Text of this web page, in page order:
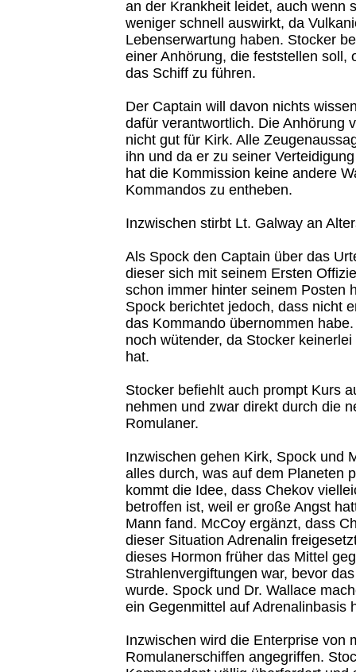
an der Krankheit leidet, auch wenn
weniger schnell auswirkt, da
Lebenserwartung haben. Stocker
einer Anhörung, die feststellen soll,
das Schiff zu führen.
Der Captain will davon nichts
dafür verantwortlich. Die Anhörung
nicht gut für Kirk. Alle
ihn und da er zu seiner
hat die Kommission keine andere
Kommandos zu entheben.
Inzwischen stirbt Lt. Galway an
Als Spock den Captain über das
dieser sich mit seinem Ersten
schon immer hinter seinem Posten
Spock berichtet jedoch, dass nicht
das Kommando übernommen
noch wütender, da Stocker
hat.
Stocker befiehlt auch prompt Kurs
nehmen und zwar direkt durch die
Romulaner.
Inzwischen gehen Kirk, Spock und
alles durch, was auf dem Planeten
kommt die Idee, dass Chekov
betroffen ist, weil er große Angst
Mann fand. McCoy ergänzt, dass
dieser Situation Adrenalin
dieses Hormon früher das Mittel
Strahlenvergiftungen war, bevor
wurde. Spock und Dr. Wallace
ein Gegenmittel auf Adrenalinbasis
Inzwischen wird die Enterprise von
Romulanerschiffen angegriffen.